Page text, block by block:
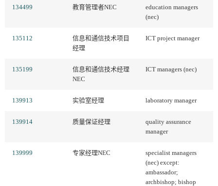
134499 教育管理者NEC
education managers
(nec)
135112
信息和通信技术项目
经理
ICT project manager
135199
信息和通信技术经理
NEC
ICT managers (nec)
139913 实验室经理 laboratory manager
139914 质量保证经理
quality assurance
manager
139999 专家经理NEC
specialist managers
(nec) except:
ambassador;
archbishop; bishop